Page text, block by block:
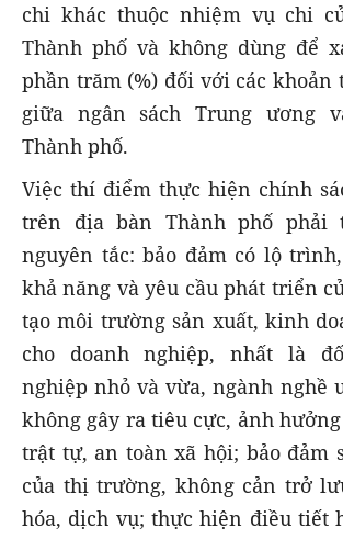
chi khác thuộc nhiệm vụ chi
Thành phố và không dùng để
phần trăm (%) đối với các khoản
giữa ngân sách Trung ương
Thành phố.
Việc thí điểm thực hiện chính
trên địa bàn Thành phố phải
nguyên tắc: bảo đảm có lộ
khả năng và yêu cầu phát triển
tạo môi trường sản xuất, kinh
cho doanh nghiệp, nhất là
nghiệp nhỏ và vừa, ngành nghề
không gây ra tiêu cực, ảnh
trật tự, an toàn xã hội; bảo đảm
của thị trường, không cản trở
hóa, dịch vụ; thực hiện điều tiết